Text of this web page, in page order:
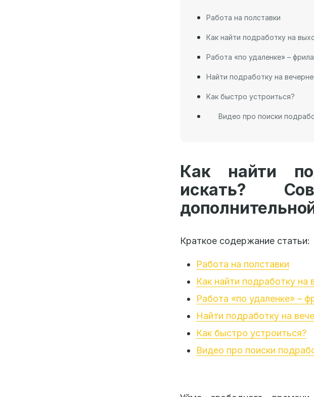
Работа на полставки
Как найти подработку на
Работа «по удаленке» –
Найти подработку на
Как быстро устроиться?
Видео про поиски
Как найти
искать?
Краткое содержание статьи:
Работа на полставки
Как найти подработку на
Работа «по удаленке» –
Найти подработку на
Как быстро устроиться?
Видео про поиски